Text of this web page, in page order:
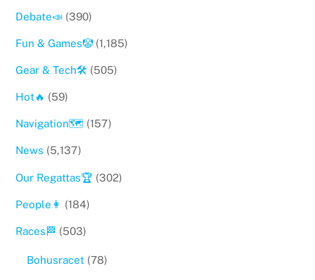
Debate📣 (390)
Fun & Games🤡(1,185)
Gear & Tech🛠 (505)
Hot🔥 (59)
Navigation🗺 (157)
News (5,137)
Our Regattas🏆 (302)
People👩 (184)
Races🏁 (503)
Bohusracet(78)